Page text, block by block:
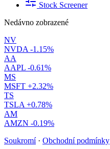
Stock Screener
Nedávno zobrazené
NV
NVDA -1.15%
AA
AAPL -0.61%
MS
MSFT +2.32%
TS
TSLA +0.78%
AM
AMZN -0.19%
Soukromí · Obchodní podmínky